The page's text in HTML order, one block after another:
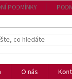
PODMÍNKY
O nás